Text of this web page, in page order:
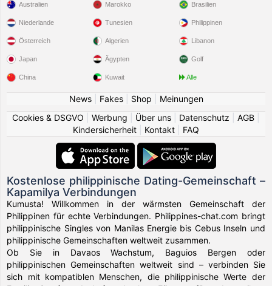
Australien
Niederlande
Österreich
Japan
China
Marokko
Tunesien
Algerien
Ägypten
Kuwait
Brasilien
Philippinen
Libanon
Golf
Alle
News| Fakes| Shop
Meinungen
Cookies & DSGVO
Werbung Über uns Datenschutz AGB
Kindersicherheit
Kontakt FAQ
Kostenlose philippinische Dating-Gemeinschaft –
Kapamilya Verbindungen
Kumusta! Willkommen in der wärmsten Gemeinschaft der
Philippinen für echte Verbindungen. Philippines-chat.com bringt
philippinische Singles von Manilas Energie bis Cebus Inseln und
philippinische Gemeinschaften weltweit zusammen.
Ob Sie in Davaos Wachstum, Baguios Bergen oder
philippinischen Gemeinschaften weltweit sind – verbinden Sie
sich mit kompatiblen Menschen, die philippinische Werte der